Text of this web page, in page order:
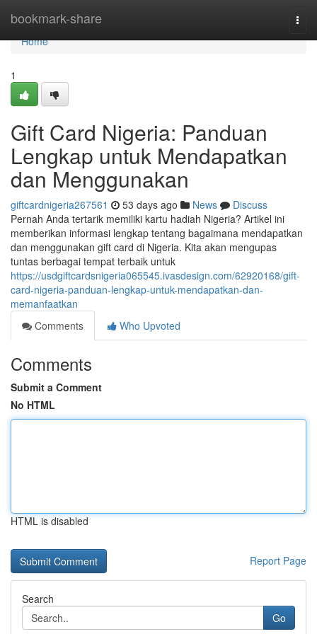
bookmark-share
Home
Home
1
Gift Card Nigeria: Panduan
Lengkap untuk Mendapatkan
dan Menggunakan
giftcardnigeria267561 53 days ago News
Discuss
Pernah Anda tertarik memiliki kartu hadiah Nigeria? Artikel ini
memberikan informasi lengkap tentang bagaimana mendapatkan
dan menggunakan gift card di Nigeria. Kita akan mengupas
tuntas berbagai tempat terbaik untuk
https://usdgiftcardsnigeria065545.ivasdesign.com/62920168/gift-
card-nigeria-panduan-lengkap-untuk-mendapatkan-dan-
memanfaatkan
Comments
Who Upvoted
Comments
Submit a Comment
No HTML
HTML is disabled
Report Page
Search
Go